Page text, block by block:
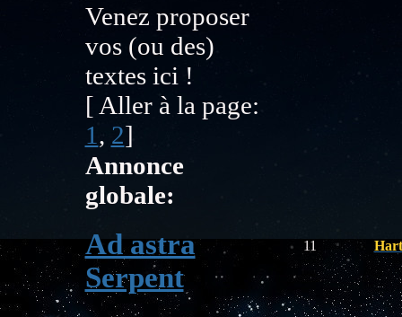
Venez proposer
vos (ou des)
textes ici !
[ Aller à la page:
1 , 2]
Annonce
globale:
Ad astra
Serpent
11